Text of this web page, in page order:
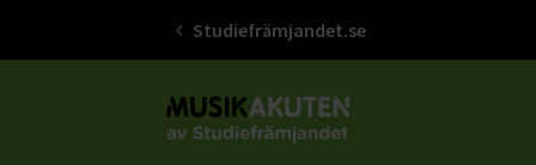
Studiefrämjandet.se
Gå till studiefrämjandets startsida